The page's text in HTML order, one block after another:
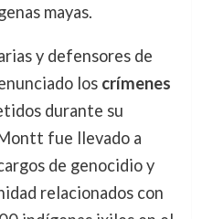
mayas.
y defensores de
los crímenes
durante su
fue llevado a
de genocidio y
relacionados con